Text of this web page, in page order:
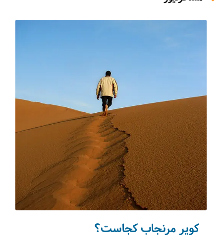
تکنولوژی سفر(31)
مسافرنیوز(55)
حیات وحش
تورهای ورودی(37)
ویزا(81)
استانبول(193)
کویر مرنجاب کجاست؟